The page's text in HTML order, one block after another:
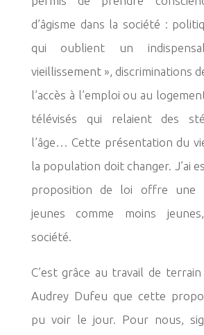
d’âgisme dans la société :
qui oublient un
vieillissement », discriminations
l’accès à l’emploi ou au
télévisés qui relaient des
l’âge… Cette présentation du
la population doitchanger. J’ai
proposition de loi offre une
jeunes comme moins
société.
C’est grâce au travail de
Audrey Dufeu que cette
pu voir le jour. Pour nous,